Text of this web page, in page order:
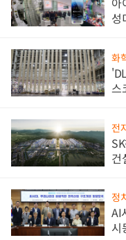
성
화
스
전
건
정
AI
시